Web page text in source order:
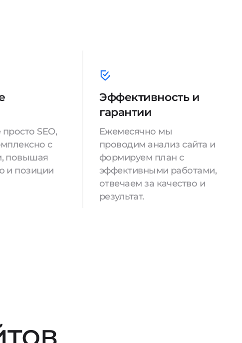
SEO,
с
повышая
и позиции
Эффективность и
гарантии
Ежемесячно мы
проводим анализ сайта и
формируем план с
эффективными работами,
отвечаем за качество и
результат.